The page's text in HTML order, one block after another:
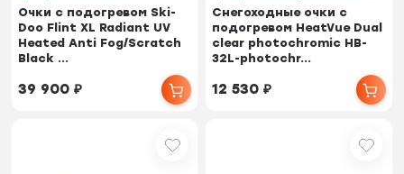
Очки с подогревом Ski-
Doo Flint XL Radiant UV
Heated Anti Fog/Scratch
Black ...
39 900₽
Снегоходные очки с
подогревом HeatVue Dual
clear photochromic HB-
32L-photochr...
12 530₽